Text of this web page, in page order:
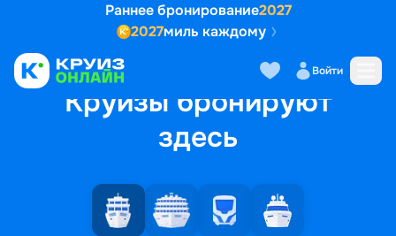
Раннее бронирование2027
2027миль каждому
Войти
Круизы бронируют
здесь